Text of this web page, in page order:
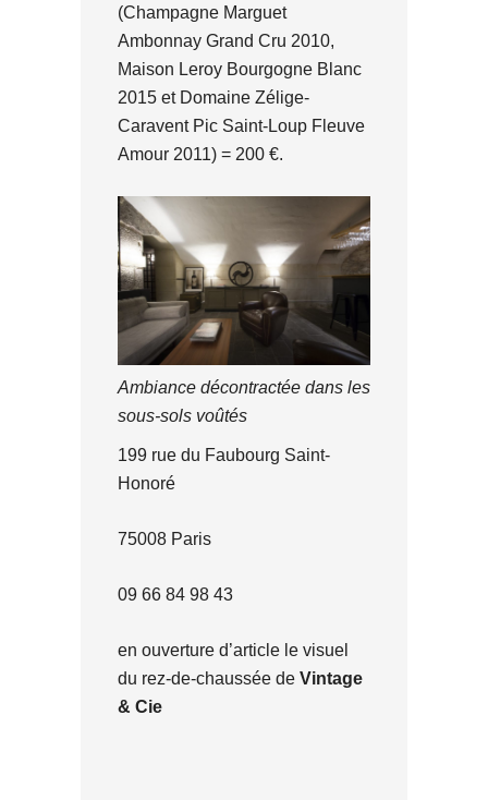
(Champagne Marguet
Ambonnay Grand Cru 2010,
Maison Leroy Bourgogne Blanc
2015 et Domaine Zélige-
Caravent Pic Saint-Loup Fleuve
Amour 2011) = 200 €.
Ambiance décontractée dans les
sous-sols voûtés
199 rue du Faubourg Saint-
Honoré
75008 Paris
09 66 84 98 43
en ouverture d’article le visuel
du rez-de-chaussée de Vintage
& Cie